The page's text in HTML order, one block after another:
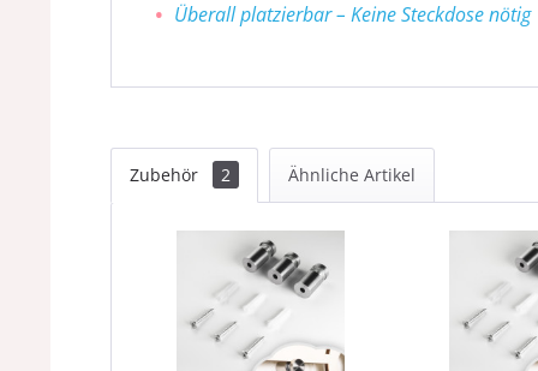
Überall platzierbar – Keine Steckdose
Zubehör 2 Ähnliche Artikel